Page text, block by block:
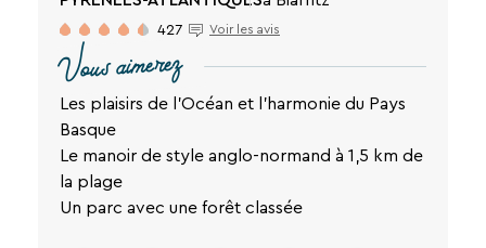
427 Voir les avis
Vous aimerez
Les plaisirs de l'Océan et l'harmonie du Pays
Basque
Le manoir de style anglo-normand à 1,5 km de
la plage
Un parc avec une forêt classée
d’info
notre
politique
de
confidentialité
sur
la
page
mentions